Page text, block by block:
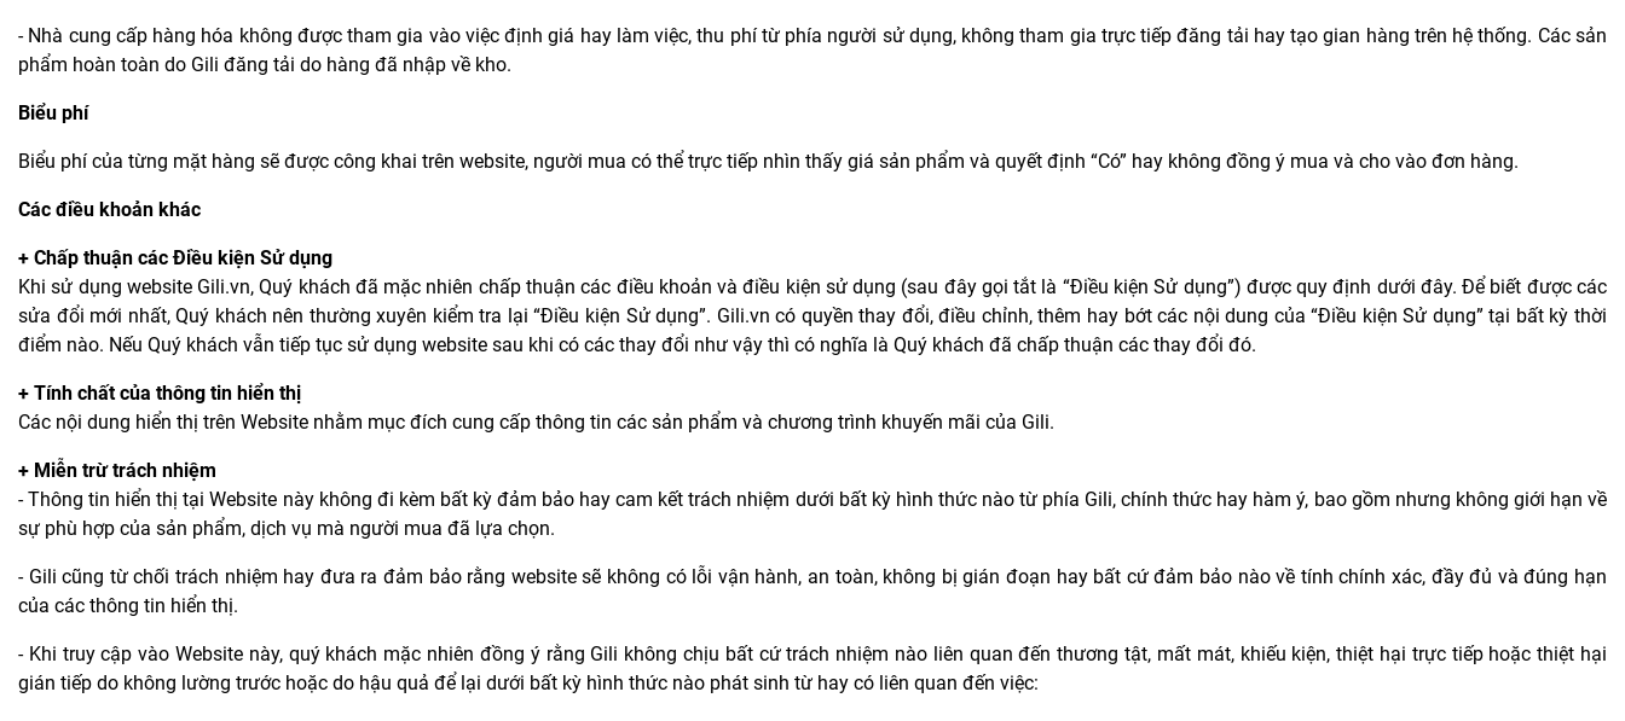
- Nhà cung cấp hàng hóa không được tham gia vào việc định giá hay làm việc, thu phí từ phía người sử dụng, không tham gia trực tiếp đăng tải hay tạo gian hàng trên hệ thống. Các sản
phẩm hoàn toàn do Gili đăng tải do hàng đã nhập về kho.
Biểu phí
Biểu phí của từng mặt hàng sẽ được công khai trên website, người mua có thể trực tiếp nhìn thấy giá sản phẩm và quyết định “Có” hay không đồng ý mua và cho vào đơn hàng.
Các điều khoản khác
+ Chấp thuận các Điều kiện Sử dụng
Khi sử dụng website Gili.vn, Quý khách đã mặc nhiên chấp thuận các điều khoản và điều kiện sử dụng (sau đây gọi tắt là “Điều kiện Sử dụng”) được quy định dưới đây. Để biết được các
sửa đổi mới nhất, Quý khách nên thường xuyên kiểm tra lại “Điều kiện Sử dụng”. Gili.vn có quyền thay đổi, điều chỉnh, thêm hay bớt các nội dung của “Điều kiện Sử dụng” tại bất kỳ thời
điểm nào. Nếu Quý khách vẫn tiếp tục sử dụng website sau khi có các thay đổi như vậy thì có nghĩa là Quý khách đã chấp thuận các thay đổi đó.
+ Tính chất của thông tin hiển thị
Các nội dung hiển thị trên Website nhằm mục đích cung cấp thông tin các sản phẩm và chương trình khuyến mãi của Gili.
+ Miễn trừ trách nhiệm
- Thông tin hiển thị tại Website này không đi kèm bất kỳ đảm bảo hay cam kết trách nhiệm dưới bất kỳ hình thức nào từ phía Gili, chính thức hay hàm ý, bao gồm nhưng không giới hạn về
sự phù hợp của sản phẩm, dịch vụ mà người mua đã lựa chọn.
- Gili cũng từ chối trách nhiệm hay đưa ra đảm bảo rằng website sẽ không có lỗi vận hành, an toàn, không bị gián đoạn hay bất cứ đảm bảo nào về tính chính xác, đầy đủ và đúng hạn
của các thông tin hiển thị.
- Khi truy cập vào Website này, quý khách mặc nhiên đồng ý rằng Gili không chịu bất cứ trách nhiệm nào liên quan đến thương tật, mất mát, khiếu kiện, thiệt hại trực tiếp hoặc thiệt hại
gián tiếp do không lường trước hoặc do hậu quả để lại dưới bất kỳ hình thức nào phát sinh từ hay có liên quan đến việc: